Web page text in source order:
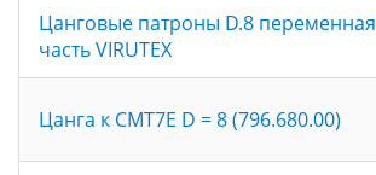
Цанговые патроны D.8 переменная
часть VIRUTEX
Цанга к CMT7E D = 8 (796.680.00)